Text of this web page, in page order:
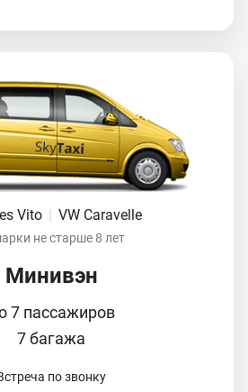
Vito VW Caravelle
не старше 8 лет
Минивэн
7 пассажиров
7 багажа
по звонку